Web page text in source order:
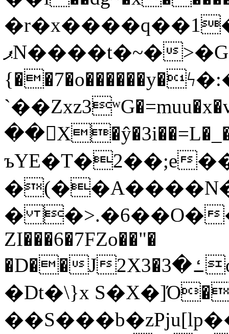
ޕN����t�~�>�G�{�Wރ�sl̞�@x_:�ˏ��՛��zU;wk�F�m�q}
ъYE�T�2��;e
� �>.�6��O�
ZI���6�7FZo��"�
�D��J2X3�ߑ�3o�|aak�q�@����]�K���w���r;�
�Dt�\}x